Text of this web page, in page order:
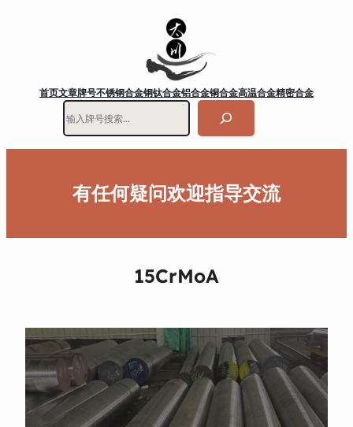
首页文章牌号不锈钢合金钢钛合金铝合金铜合金高温合金精密合金
有任何疑问欢迎指导交流
15CrMoA